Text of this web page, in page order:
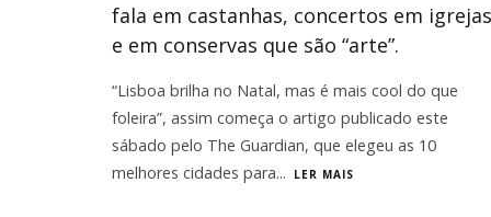
fala em castanhas, concertos em igrejas
e em conservas que são “arte”.
​“Lisboa brilha no Natal, mas é mais cool do que
foleira”, assim começa o artigo publicado este
sábado pelo The Guardian, que elegeu as 10
melhores cidades para... LER MAIS